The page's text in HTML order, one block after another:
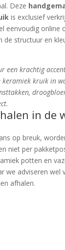
Deze
is exclusief
eenvoudig online
de structuur en
een krachtig
keramiek kruik in
in de
op breuk,
niet per
potten en
we adviseren wel
afhalen.